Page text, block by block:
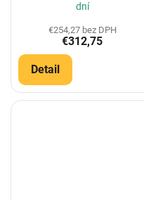
dní
€254,27 bez DPH
€312,75
Detail